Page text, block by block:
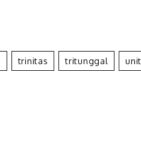
Trinitas Tritunggal